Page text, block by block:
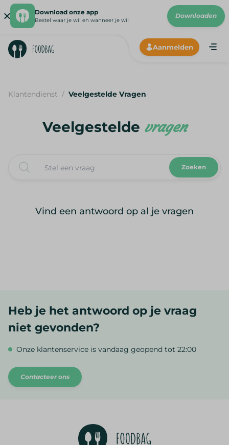
Aanmelden
Download onze app
Bestel waar je wil en wanneer je wil
Downloaden
Klantendienst / Veelgestelde Vragen
Veelgestelde vragen
Zoeken
Vind een antwoord op al je vragen
Heb je het antwoord op je vraag
niet gevonden?
Onze klantenservice is vandaag geopend tot 22:00
Contacteer ons